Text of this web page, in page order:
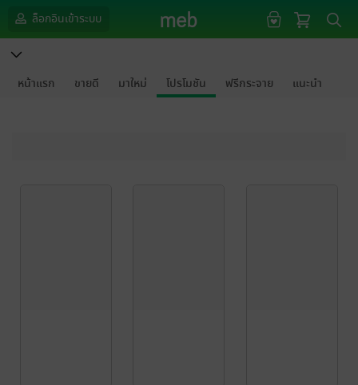
ล็อกอินเข้าระบบ
หน้าแรก ขายดี มาใหม่ โปรโมชัน ฟรีกระจาย แนะนำ